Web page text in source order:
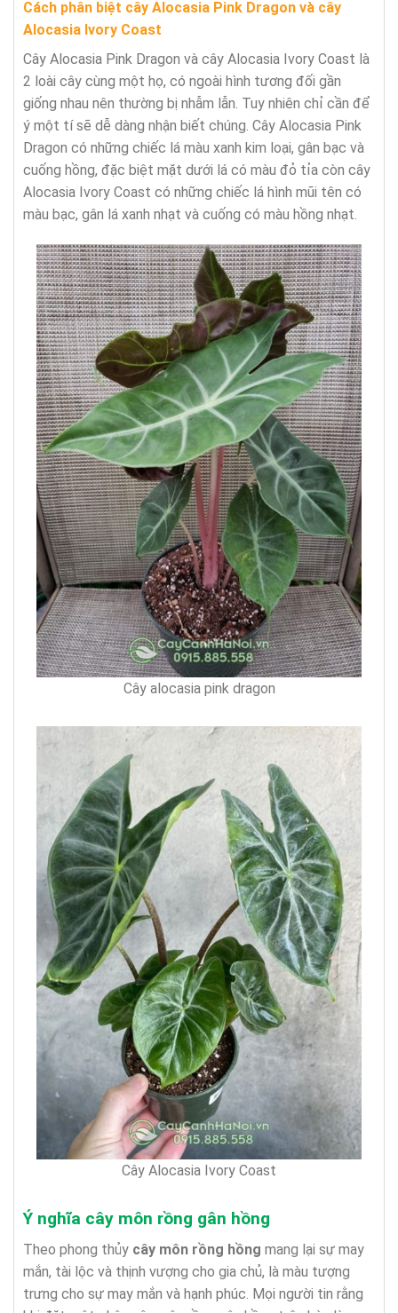
Cách phân biệt cây Alocasia Pink Dragon và cây
Alocasia Ivory Coast
Cây Alocasia Pink Dragon và cây Alocasia Ivory Coast là
2 loài cây cùng một họ, có ngoài hình tương đối gần
giống nhau nên thường bị nhẫm lẫn. Tuy nhiên chỉ cần để
ý một tí sẽ dễ dàng nhận biết chúng. Cây Alocasia Pink
Dragon có những chiếc lá màu xanh kim loại, gân bạc và
cuống hồng, đặc biệt mặt dưới lá có màu đỏ tỉa còn cây
Alocasia Ivory Coast có những chiếc lá hình mũi tên có
màu bạc, gân lá xanh nhạt và cuống có màu hồng nhạt.
Cây alocasia pink dragon
Cây Alocasia Ivory Coast
Ý nghĩa cây môn rồng gân hồng
Theo phong thủy cây môn rồng hồng mang lại sự may
mắn, tài lộc và thịnh vượng cho gia chủ, là màu tượng
trưng cho sự may mắn và hạnh phúc. Mọi người tin rằng